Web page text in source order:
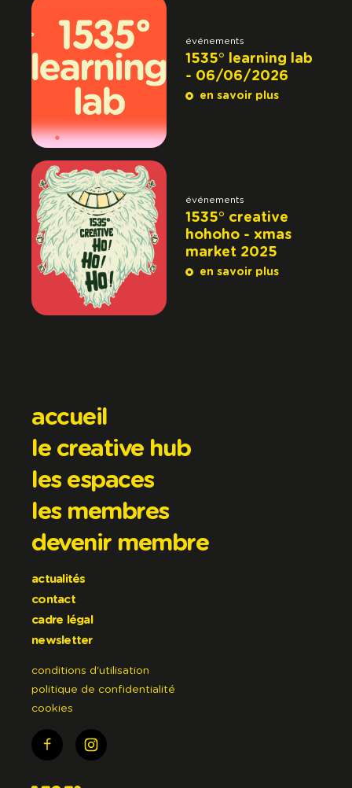
événements
1535° learning lab
- 06/06/2026
en savoir plus
événements
1535° creative
hohoho - xmas
market 2025
en savoir plus
accueil
le creative hub
les espaces
les membres
devenir membre
actualités
contact
cadre légal
newsletter
conditions d'utilisation
politique de confidentialité
cookies